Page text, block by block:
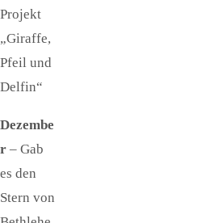
Projekt
„Giraffe,
Pfeil und
Delfin“
Dezembe
r – Gab
es den
Stern von